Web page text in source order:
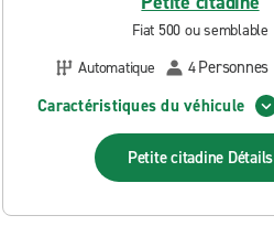
Fiat 500 ou semblable
Automatique
4Personnes
Caractéristiques du véhicule
Petite citadine Détails